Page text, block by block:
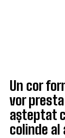
Un cor
vor
așteptat
colinde al